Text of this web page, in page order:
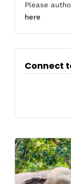
Please
here
Connect